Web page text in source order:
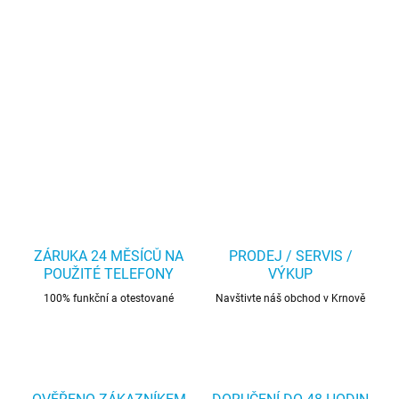
ZÁRUKA 24 MĚSÍCŮ NA
POUŽITÉ TELEFONY
100% funkční a otestované
PRODEJ / SERVIS /
VÝKUP
Navštivte náš obchod v Krnově